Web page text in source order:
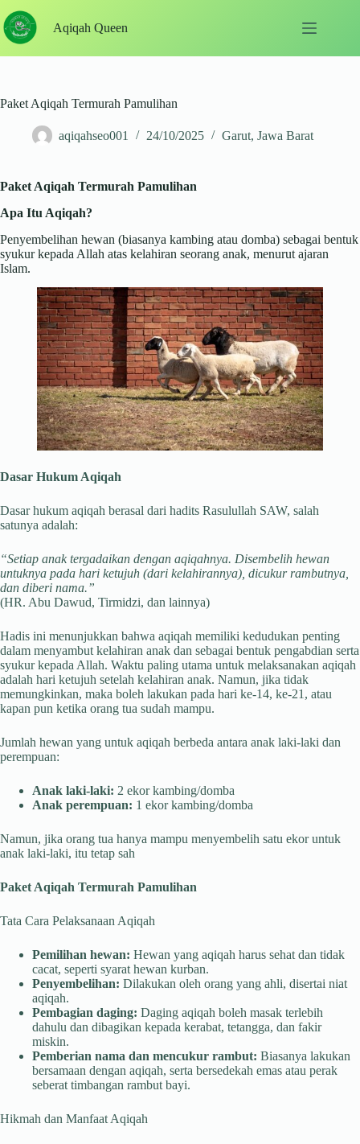
to
content
Aqiqah Queen
Paket Aqiqah Termurah Pamulihan
aqiqahseo001 24/10/2025 Garut, Jawa Barat
Paket Aqiqah Termurah Pamulihan
Apa Itu Aqiqah?
Penyembelihan hewan (biasanya kambing atau domba) sebagai bentuk
syukur kepada Allah atas kelahiran seorang anak, menurut ajaran
Islam.
Dasar Hukum Aqiqah
Dasar hukum aqiqah berasal dari hadits Rasulullah SAW, salah
satunya adalah:
“Setiap anak tergadaikan dengan aqiqahnya. Disembelih hewan
untuknya pada hari ketujuh (dari kelahirannya), dicukur rambutnya,
dan diberi nama.”
(HR. Abu Dawud, Tirmidzi, dan lainnya)
Hadis ini menunjukkan bahwa aqiqah memiliki kedudukan penting
dalam menyambut kelahiran anak dan sebagai bentuk pengabdian serta
syukur kepada Allah. Waktu paling utama untuk melaksanakan aqiqah
adalah hari ketujuh setelah kelahiran anak. Namun, jika tidak
memungkinkan, maka boleh lakukan pada hari ke-14, ke-21, atau
kapan pun ketika orang tua sudah mampu.
Jumlah hewan yang untuk aqiqah berbeda antara anak laki-laki dan
perempuan:
Anak laki-laki: 2 ekor kambing/domba
Anak perempuan: 1 ekor kambing/domba
Namun, jika orang tua hanya mampu menyembelih satu ekor untuk
anak laki-laki, itu tetap sah
Paket Aqiqah Termurah Pamulihan
Tata Cara Pelaksanaan Aqiqah
Pemilihan hewan: Hewan yang aqiqah harus sehat dan tidak
cacat, seperti syarat hewan kurban.
Penyembelihan: Dilakukan oleh orang yang ahli, disertai niat
aqiqah.
Pembagian daging: Daging aqiqah boleh masak terlebih
dahulu dan dibagikan kepada kerabat, tetangga, dan fakir
miskin.
Pemberian nama dan mencukur rambut: Biasanya lakukan
bersamaan dengan aqiqah, serta bersedekah emas atau perak
seberat timbangan rambut bayi.
Hikmah dan Manfaat Aqiqah